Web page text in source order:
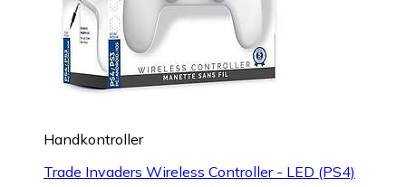
Handkontroller
Trade Invaders Wireless Controller - LED (PS4)